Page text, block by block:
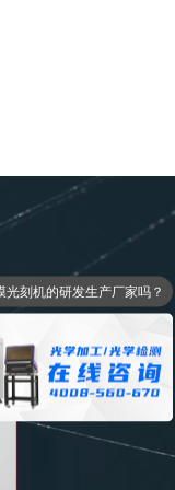
可以介绍下你们的产品么
光刻机的研发生产厂家吗？